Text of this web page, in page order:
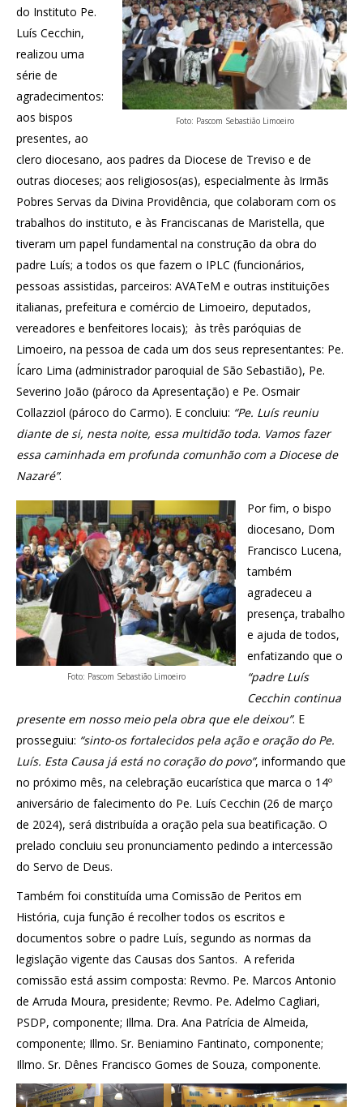
Foto: Pascom Sebastião Limoeiro
do Instituto Pe.
Luís Cecchin,
realizou uma
série de
agradecimentos:
aos bispos
presentes, ao
clero diocesano, aos padres da Diocese de Treviso e de
outras dioceses; aos religiosos(as), especialmente às Irmãs
Pobres Servas da Divina Providência, que colaboram com os
trabalhos do instituto, e às Franciscanas de Maristella, que
tiveram um papel fundamental na construção da obra do
padre Luís; a todos os que fazem o IPLC (funcionários,
pessoas assistidas, parceiros: AVATeM e outras instituições
italianas, prefeitura e comércio de Limoeiro, deputados,
vereadores e benfeitores locais); às três paróquias de
Limoeiro, na pessoa de cada um dos seus representantes: Pe.
Ícaro Lima (administrador paroquial de São Sebastião), Pe.
Severino João (pároco da Apresentação) e Pe. Osmair
Collazziol (pároco do Carmo). E concluiu: “Pe. Luís reuniu
diante de si, nesta noite, essa multidão toda. Vamos fazer
essa caminhada em profunda comunhão com a Diocese de
Nazaré”.
Foto: Pascom Sebastião Limoeiro
Por fim, o bispo
diocesano, Dom
Francisco Lucena,
também
agradeceu a
presença, trabalho
e ajuda de todos,
enfatizando que o
“padre Luís
Cecchin continua
presente em nosso meio pela obra que ele deixou”. E
prosseguiu: “sinto-os fortalecidos pela ação e oração do Pe.
Luís. Esta Causa já está no coração do povo”, informando que
no próximo mês, na celebração eucarística que marca o 14º
aniversário de falecimento do Pe. Luís Cecchin (26 de março
de 2024), será distribuída a oração pela sua beatificação. O
prelado concluiu seu pronunciamento pedindo a intercessão
do Servo de Deus.
Também foi constituída uma Comissão de Peritos em
História, cuja função é recolher todos os escritos e
documentos sobre o padre Luís, segundo as normas da
legislação vigente das Causas dos Santos. A referida
comissão está assim composta: Revmo. Pe. Marcos Antonio
de Arruda Moura, presidente; Revmo. Pe. Adelmo Cagliari,
PSDP, componente; Illma. Dra. Ana Patrícia de Almeida,
componente; Illmo. Sr. Beniamino Fantinato, componente;
Illmo. Sr. Dênes Francisco Gomes de Souza, componente.